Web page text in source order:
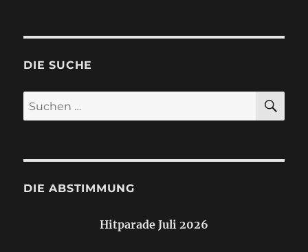
DIE SUCHE
Suchen
nach:
DIE ABSTIMMUNG
Hitparade Juli 2026